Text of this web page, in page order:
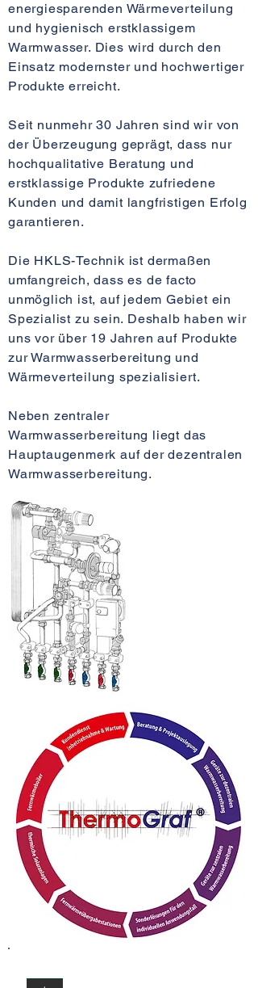
energiesparenden Wärmeverteilung
und hygienisch erstklassigem
Warmwasser. Dies wird durch den
Einsatz modernster und hochwertiger
Produkte erreicht.
Seit nunmehr 30 Jahren sind wir von
der Überzeugung geprägt, dass nur
hochqualitative Beratung und
erstklassige Produkte zufriedene
Kunden und damit langfristigen Erfolg
garantieren.
Die HKLS-Technik ist dermaßen
umfangreich, dass es de facto
unmöglich ist, auf jedem Gebiet ein
Spezialist zu sein. Deshalb haben wir
uns vor über 19 Jahren auf Produkte
zur Warmwasserbereitung und
Wärmeverteilung spezialisiert.
Neben zentraler
Warmwasserbereitung liegt das
Hauptaugenmerk auf der dezentralen
Warmwasserbereitung.